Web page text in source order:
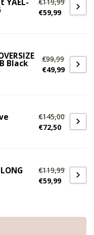
YAEL-
€59,99
Black
€99,99
€49,99
€145,00
€72,50
€119,99
€59,99